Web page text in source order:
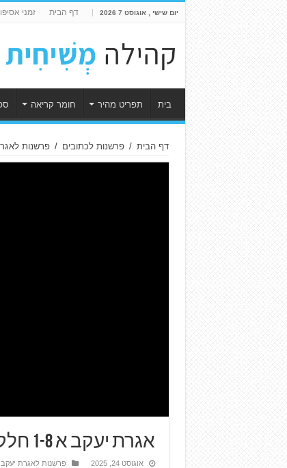
יום שישי , אוגוסט 7 2026 דף הבית זמני
בית תפריט מהיר חומר קריאה
דף הבית / פרשנות לכתובים / פרשנות
אגרת יעקב א 1-8 חלק ב – פרשנות לאגרת יעקב
אוגוסט 24, 2025 פרשנות לאגרת יעקב